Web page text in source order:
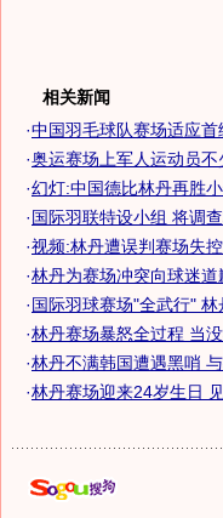
相关新闻
·中国羽毛球队赛场适应首
·奥运赛场上军人运动员
·幻灯:中国德比林丹再胜
·国际羽联特设小组 将调
·视频:林丹遭误判赛场失
·林丹为赛场冲突向球迷道
·国际羽球赛场"全武行" 林
·林丹赛场暴怒全过程 当
·林丹不满韩国遭遇黑哨
·林丹赛场迎来24岁生日